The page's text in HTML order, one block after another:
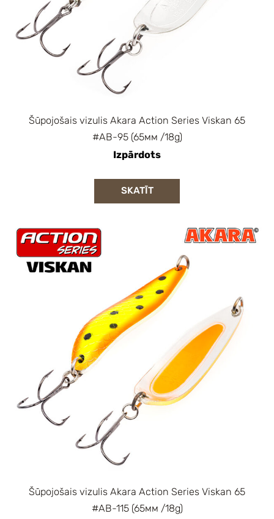
Šūpojošais vizulis Akara Action Series Viskan 65
#AB-95 (65мм /18g)
Izpārdots
SKATĪT
Šūpojošais vizulis Akara Action Series Viskan 65
#AB-115 (65мм /18g)